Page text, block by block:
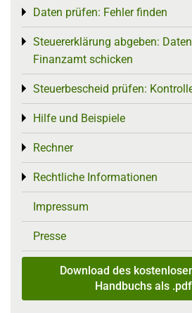
Daten prüfen: Fehler finden
Toggle menu
Steuererklärung abgeben:
Finanzamt schicken
Toggle menu
Steuerbescheid prüfen:
Toggle menu
Hilfe und Beispiele
Toggle menu
Rechner
Toggle menu
Rechtliche Informationen
Toggle menu
Impressum
Presse
Download des
Handbuchs als